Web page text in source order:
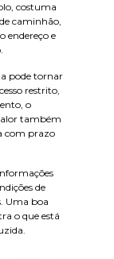
costuma
caminhão,
endereço e
pode tornar
restrito,
o
também
com prazo
de
Uma boa
o que está